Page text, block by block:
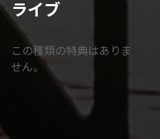
ライブ
この種類の特典はありま
せん。